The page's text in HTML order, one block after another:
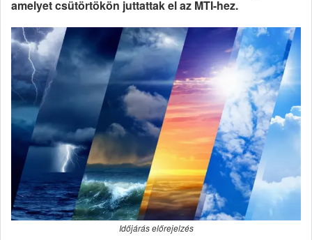
amelyet csütörtökön juttattak el az MTI-hez.
Időjárás előrejelzés